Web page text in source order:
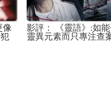
像
影評： 《靈語》:如
靈異元素而只專注查